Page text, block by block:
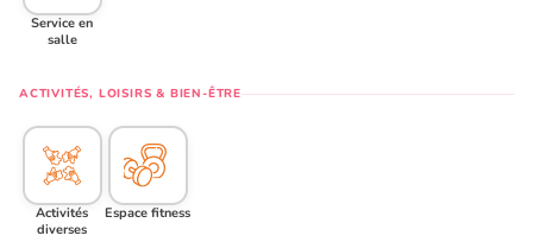
Service en
salle
ACTIVITÉS, LOISIRS & BIEN-ÊTRE
Activités
diverses
Espace fitness